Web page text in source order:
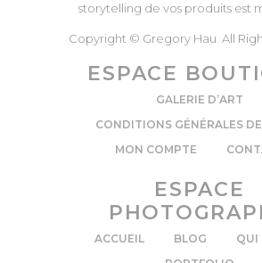
storytelling de vos produits est
Copyright © Gregory Hau All
ESPACE
GALERIE D’ART
CONDITIONS GÉNÉRALES
MON COMPTE
ESPACE
ACCUEIL BLOG
QUI